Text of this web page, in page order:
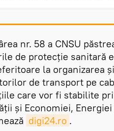
nr. 58 a CNSU
de protecție sanitară
la organizarea
de transport pe
care vor fi stabilite
şi Economiei,
digi24.ro .